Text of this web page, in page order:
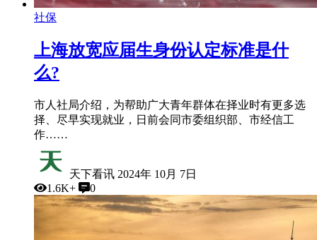
社保
上海放宽应届生身份认定标准是什
么?
市人社局介绍，为帮助广大青年群体在择业时有更多选
择、尽早实现就业，日前会同市委组织部、市经信工
作……
天下看讯 2024年 10月 7日
1.6K+
0